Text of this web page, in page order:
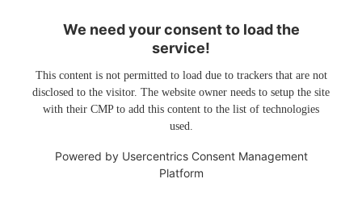
We need your consent to load the
service!
This content is not permitted to load due to trackers that are not
disclosed to the visitor. The website owner needs to setup the site
with their CMP to add this content to the list of technologies
used.
Powered by Usercentrics Consent Management
Platform